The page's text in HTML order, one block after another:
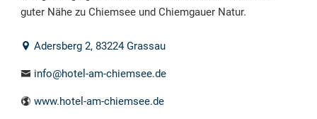
guter Nähe zu Chiemsee und Chiemgauer Natur.
Adersberg 2, 83224 Grassau
info@hotel-am-chiemsee.de
www.hotel-am-chiemsee.de